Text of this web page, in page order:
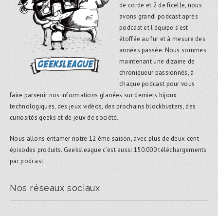
de corde et 2 de ficelle, nous
avons grandi podcast après
podcast et l’équipe s’est
étoffée au fur et à mesure des
années passée. Nous sommes
maintenant une dizaine de
chroniqueur passionnés, à
chaque podcast pour vous
faire parvenir nos informations glanées sur derniers bijoux
technologiques, des jeux vidéos, des prochains blockbusters, des
curiosités geeks et de jeux de société.
Nous allons entamer notre 12 ème saison, avec plus de deux cent
épisodes produits. Geeksleague c’est aussi 150.000 téléchargements
par podcast.
Nos réseaux sociaux